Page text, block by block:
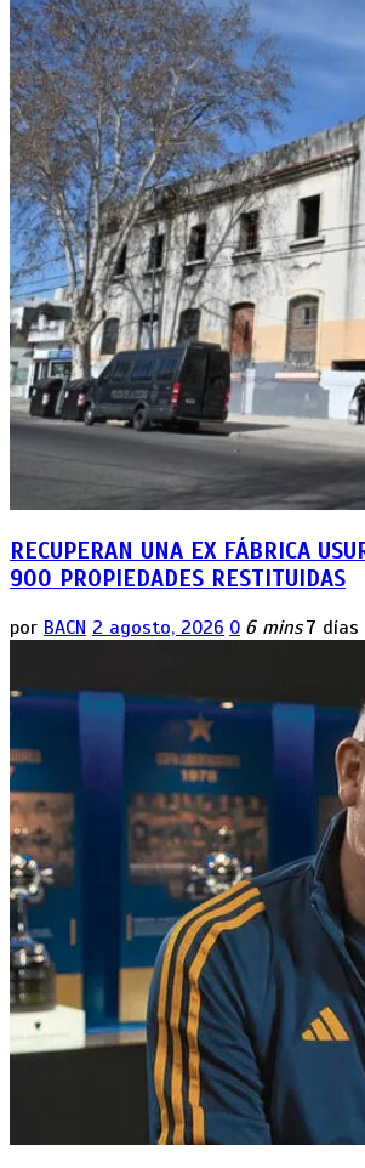
RECUPERAN UNA EX FÁBRICA
900 PROPIEDADES RESTITUIDAS
por BACN 2 agosto, 2026 0 6 mins 7 días